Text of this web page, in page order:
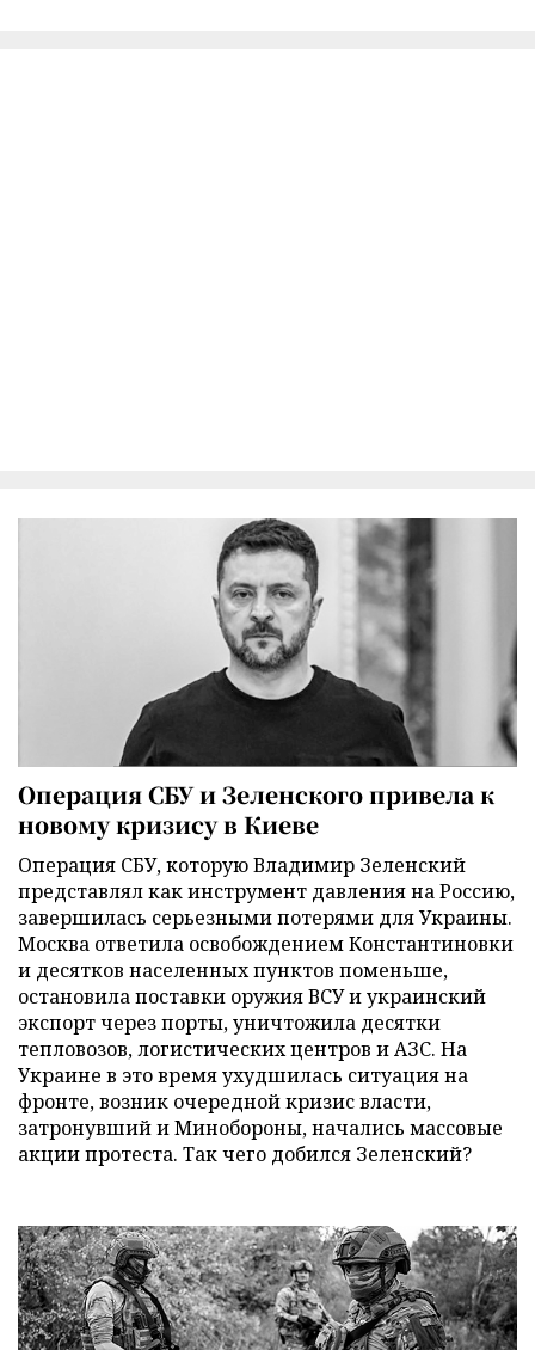
Операция СБУ и Зеленского привела к
новому кризису в Киеве
Операция СБУ, которую Владимир Зеленский
представлял как инструмент давления на Россию,
завершилась серьезными потерями для Украины.
Москва ответила освобождением Константиновки
и десятков населенных пунктов поменьше,
остановила поставки оружия ВСУ и украинский
экспорт через порты, уничтожила десятки
тепловозов, логистических центров и АЗС. На
Украине в это время ухудшилась ситуация на
фронте, возник очередной кризис власти,
затронувший и Минобороны, начались массовые
акции протеста. Так чего добился Зеленский?